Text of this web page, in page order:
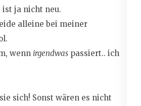
ist ja nicht neu.
alleine bei meiner
wenn irgendwas passiert.. ich
sich! Sonst wären es nicht